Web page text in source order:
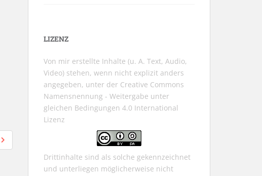
LIZENZ
Von mir erstellte Inhalte (u. A. Text, Audio,
Video) stehen, wenn nicht explizit anders
angegeben, unter der Creative Commons
Namensnennung - Weitergabe unter
gleichen Bedingungen 4.0 International
Lizenz
Drittinhalte sind als solche gekennzeichnet
und unterliegen möglicherweise nicht